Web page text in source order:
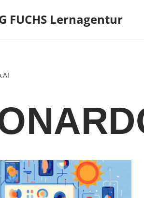
FUCHS Lernagentur